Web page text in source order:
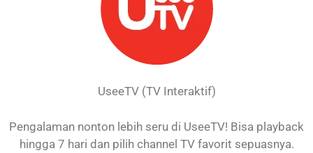
UseeTV (TV Interaktif)
Pengalaman nonton lebih seru di UseeTV! Bisa playback
hingga 7 hari dan pilih channel TV favorit sepuasnya.